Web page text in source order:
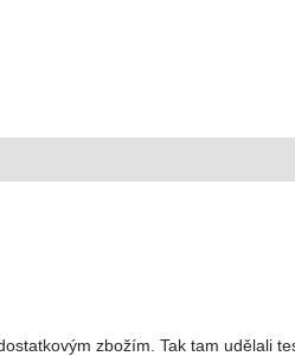
zbožím. Tak tam udělali